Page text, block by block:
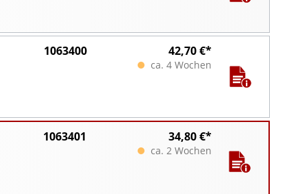
1063400 42,70 €*
ca. 4 Wochen
1063401 34,80 €*
ca. 2 Wochen